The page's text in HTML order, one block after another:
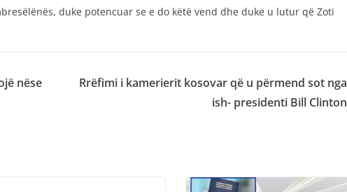
duke potencuar se e do këtë vend dhe duke u lutur që Zoti
nëse
Rrëfimi i kamerierit kosovar që u përmend sot nga
ish- presidenti Bill Clinton